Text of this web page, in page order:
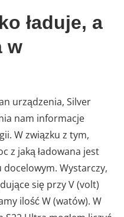
ładuje, a
w
urządzenia, Silver
nam informacje
W związku z tym,
z jaką ładowana jest
Wystarczy,
się przy V (volt)
ilość W (watów). W